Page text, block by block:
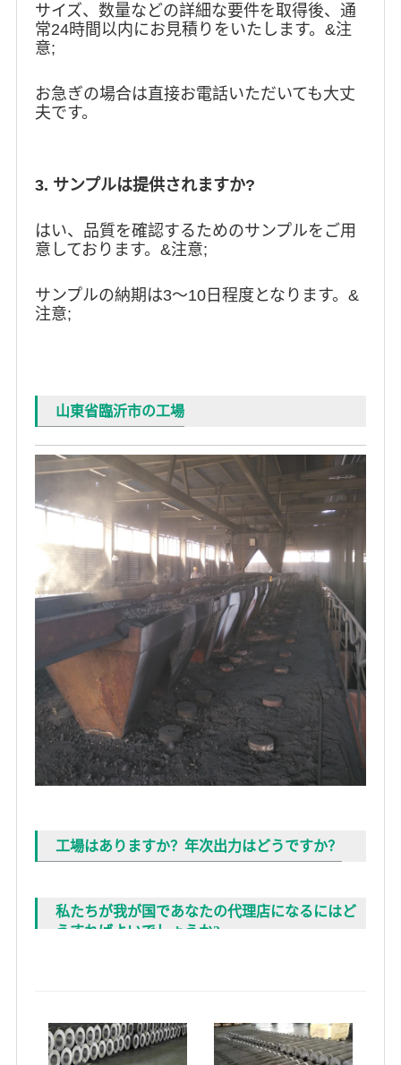
サイズ、数量などの詳細な要件を取得後、通
常24時間以内にお見積りをいたします。&注
意;
お急ぎの場合は直接お電話いただいても大丈
夫です。
3. サンプルは提供されますか?
はい、品質を確認するためのサンプルをご用
意しております。&注意;
サンプルの納期は3～10日程度となります。&
注意;
山東省臨沂市の工場
工場はありますか？年次出力はどうですか？
私たちが我が国であなたの代理店になるにはど
うすればよいでしょうか?